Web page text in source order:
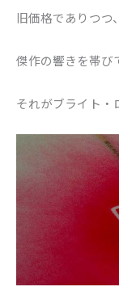
旧価格でありつつ、
傑作の響きを帯び
それがブライト・